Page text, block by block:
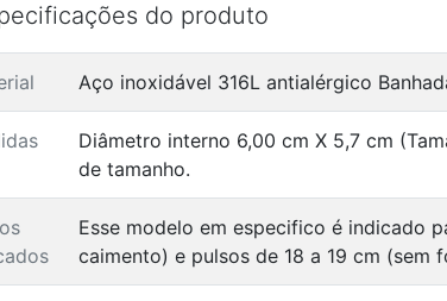
do produto
Aço inoxidável 316L antialérgico
Diâmetro interno 6,00 cm X 5,7 cm
de tamanho.
Esse modelo em especifico é indicado
caimento) e pulsos de 18 a 19 cm (sem